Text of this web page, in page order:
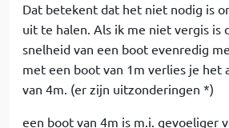
Dat betekent dat het niet nodig is
uit te halen. Als ik me niet vergis is
snelheid van een boot evenredig
met een boot van 1m verlies je het
van 4m. (er zijn uitzonderingen *)
een boot van 4m is m.i. gevoeliger